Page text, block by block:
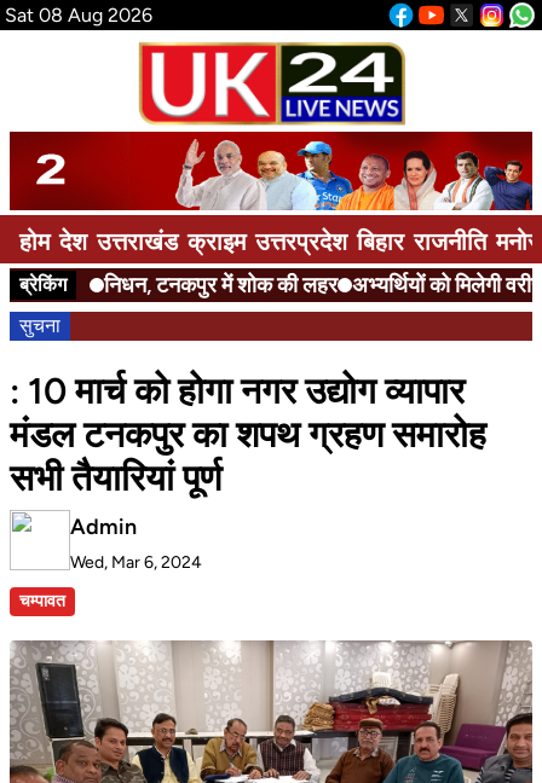
Sat 08 Aug 2026
होम देश उत्तराखंड क्राइम उत्तरप्रदेश बिहार राजनीति
ब्रेकिंग निधन, टनकपुर में शोक की लहर अभ्यर्थियों को मिलेगी वरीयता
सुचना
: 10 मार्च को होगा नगर उद्योग व्यापार
मंडल टनकपुर का शपथ ग्रहण समारोह
सभी तैयारियां पूर्ण
Admin
Wed, Mar 6, 2024
चम्पावत